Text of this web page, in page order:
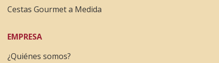
Cestas Gourmet a Medida
EMPRESA
¿Quiénes somos?